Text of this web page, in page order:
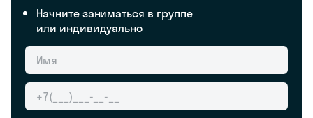
Начните заниматься в группе
или индивидуально